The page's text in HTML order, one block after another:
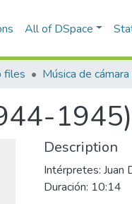
All of DSpace
files
Description
Intérpretes: Juan
Duración: 10:14